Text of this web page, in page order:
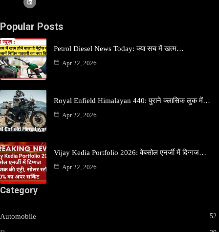
Popular Posts
Petrol Diesel News Today: क्या सच में खत्म…
Apr 22, 2026
Royal Enfield Himalayan 440: पुराने क्लासिक लुक में…
Apr 22, 2026
Vijay Kedia Portfolio 2026: वेबसोल एनर्जी में दिग्गज…
Apr 22, 2026
Category
Automobile 52